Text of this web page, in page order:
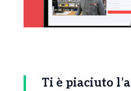
Ti è piaciuto